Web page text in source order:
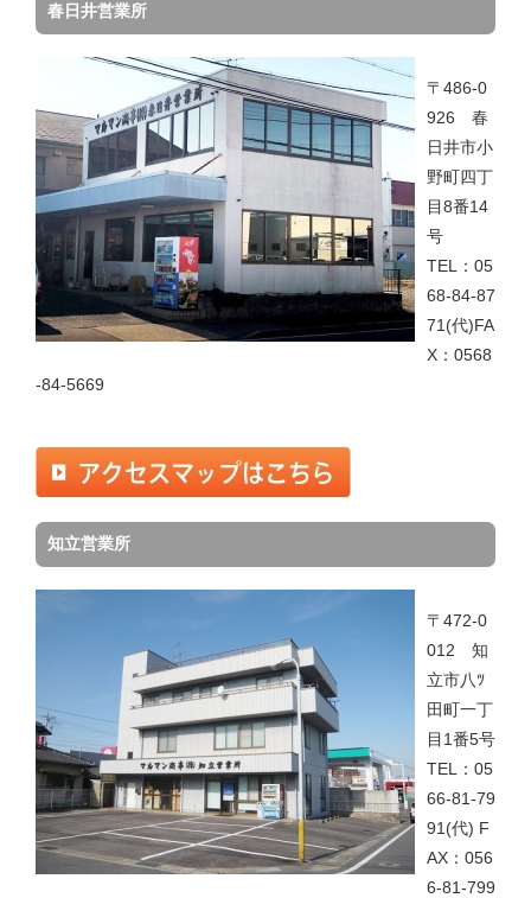
春日井営業所
〒486-0
926 春
日井市小
野町四丁
目8番14
号
TEL：05
68-84-87
71(代)FA
X：0568
-84-5669
知立営業所
〒472-0
012 知
立市八ﾂ
田町一丁
目1番5号
TEL：05
66-81-79
91(代) F
AX：056
6-81-799